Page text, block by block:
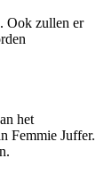
Ook zullen er
het
Femmie Juffer.